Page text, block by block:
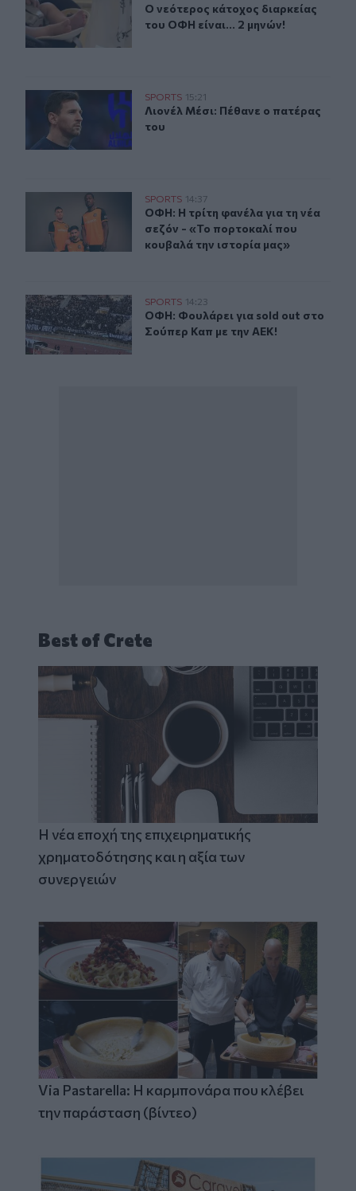
Ο νεότερος κάτοχος διαρκείας
Ο νεότερος κάτοχος διαρκείας
του ΟΦΗ είναι... 2 μηνών!
Λιονέλ Μέσι: Πέθανε ο πατέρας του
SPORTS 15:21
Λιονέλ Μέσι: Πέθανε ο πατέρας του
Λιονέλ Μέσι: Πέθανε ο πατέρας
του
ΟΦΗ: Η τρίτη φανέλα για τη νέα σεζόν - «Το
SPORTS 14:37
ΟΦΗ: Η τρίτη φανέλα για τη νέα
ΟΦΗ: Η τρίτη φανέλα για τη νέα
σεζόν - «Το πορτοκαλί που
κουβαλά την ιστορία μας»
ΟΦΗ: Φουλάρει για sold out στο Σούπερ Καπ με την ΑΕΚ!
SPORTS 14:23
ΟΦΗ: Φουλάρει για sold out στο
ΟΦΗ: Φουλάρει για sold out στο
Σούπερ Καπ με την ΑΕΚ!
Best of Crete
Η νέα εποχή της επιχειρηματικής
χρηματοδότησης και η αξία των
συνεργειών
Via Pastarella: Η καρμπονάρα που κλέβει
την παράσταση (βίντεο)